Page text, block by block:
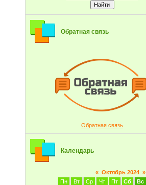
Обратная связь
Обратная связь
Календарь
« Октябрь 2024 »
Пн
Вт Ср Чт Пт Сб
Вс